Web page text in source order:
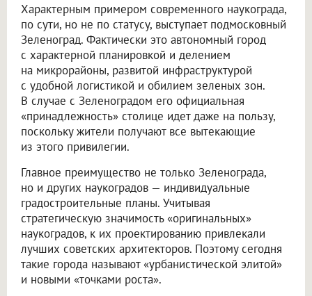
Характерным примером современного наукограда,
по сути, но не по статусу, выступает подмосковный
Зеленоград. Фактически это автономный город
с характерной планировкой и делением
на микрорайоны, развитой инфраструктурой
с удобной логистикой и обилием зеленых зон.
В случае с Зеленоградом его официальная
«принадлежность» столице идет даже на пользу,
поскольку жители получают все вытекающие
из этого привилегии.
Главное преимущество не только Зеленограда,
но и других наукоградов — индивидуальные
градостроительные планы. Учитывая
стратегическую значимость «оригинальных»
наукоградов, к их проектированию привлекали
лучших советских архитекторов. Поэтому сегодня
такие города называют «урбанистической элитой»
и новыми «точками роста».